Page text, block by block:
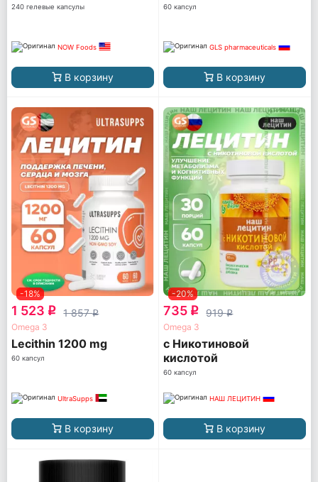
240 гелевые капсулы
NOW Foods
В корзину
60 капсул
GLS pharmaceuticals
В корзину
-18%
1 523 q 1 857q
Omega 3
Lecithin 1200 mg
60 капсул
UltraSupps
В корзину
-20%
735 q 919q
Omega 3
с Никотиновой
кислотой
60 капсул
НАШ ЛЕЦИТИН
В корзину